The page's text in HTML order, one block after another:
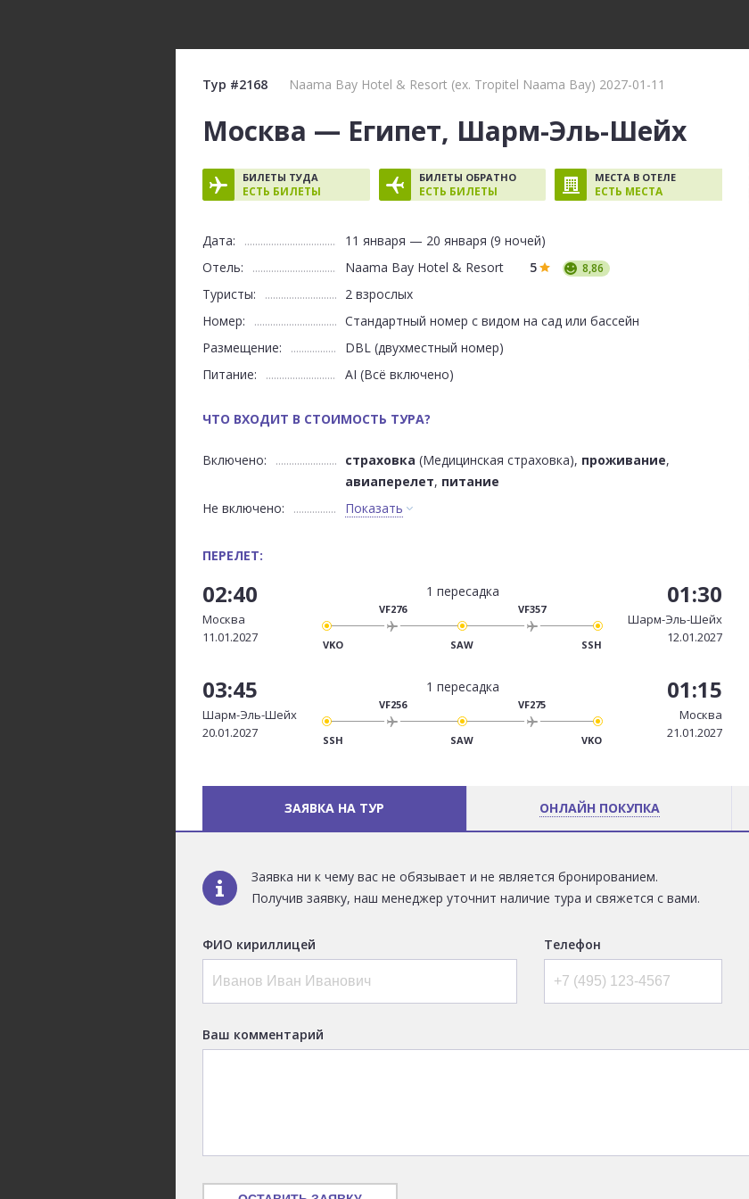
Тур #2168 Naama Bay Hotel & Resort (ex. Tropitel Naama Bay) 2027-01-11
Москва — Египет, Шарм-Эль-Шейх
БИЛЕТЫ ТУДА
ЕСТЬ БИЛЕТЫ
БИЛЕТЫ ОБРАТНО
ЕСТЬ БИЛЕТЫ
МЕСТА В ОТЕЛЕ
ЕСТЬ МЕСТА
Дата:
11 января — 20 января (9 ночей)
Отель:
Naama Bay Hotel & Resort 5 8,86
Туристы:
2 взрослых
Номер:
Стандартный номер с видом на сад или бассейн
Размещение:
DBL (двухместный номер)
Питание:
AI (Всё включено)
ЧТО ВХОДИТ В СТОИМОСТЬ ТУРА?
Включено: страховка (Медицинская страховка), проживание,
авиаперелет, питание
Не включено:
Показать
ПЕРЕЛЕТ:
02:40
Москва
11.01.2027
1 пересадка
VF276 VF357
VKO SAW SSH
01:30
Шарм-Эль-Шейх
12.01.2027
03:45
Шарм-Эль-Шейх
20.01.2027
1 пересадка
VF256 VF275
SSH SAW VKO
01:15
Москва
21.01.2027
ЗАЯВКА НА ТУР ОНЛАЙН ПОКУПКА
Заявка ни к чему вас не обязывает и не является бронированием.
Получив заявку, наш менеджер уточнит наличие тура и свяжется с вами.
ФИО кириллицей Телефон
Ваш комментарий